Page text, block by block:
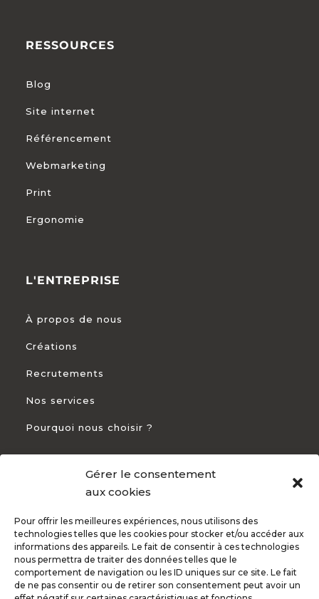
Gérer le consentement
aux cookies
Pour offrir les meilleures expériences, nous utilisons des
technologies telles que les cookies pour stocker et/ou accéder aux
informations des appareils. Le fait de consentir à ces technologies
nous permettra de traiter des données telles que le
comportement de navigation ou les ID uniques sur ce site. Le fait
de ne pas consentir ou de retirer son consentement peut avoir un
RESSOURCES
Blog
Site internet
Référencement
Webmarketing
Print
Ergonomie
L'ENTREPRISE
À propos de nous
Créations
Recrutements
Nos services
Pourquoi nous choisir ?
CONTACT
 +33 5 54 54 93 94
 82 Rte de Bayonne 31300 Toulouse